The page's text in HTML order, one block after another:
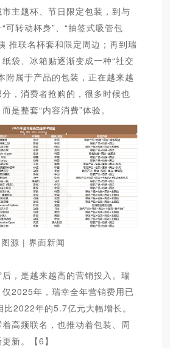
主题杯、节日限定包装，到与
可转动杯身”、“抽签式吸管包
推联名杯套和限定周边；再到瑞
袋、冰箱贴逐渐变成一种“社交
属于产品的包装，正在越来越
，消费者抢购的，很多时候也
是整套“内容消费”体验。
图源 | 界面新闻
，是越来越高的营销投入。瑞
2025年，瑞幸全年营销费用已
2022年的5.7亿元大幅增长。
高频联名，也推动着包装、周
新。【6】